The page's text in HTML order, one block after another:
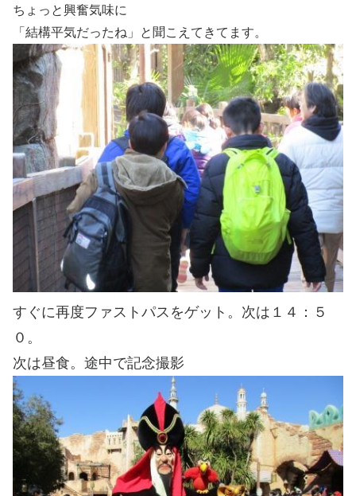
ちょっと興奮気味に
「結構平気だったね」と聞こえてきてます。
すぐに再度ファストパスをゲット。次は１４：５
０。
次は昼食。途中で記念撮影